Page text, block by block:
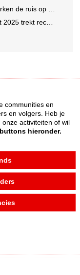
media doorbreken
bezoekers
communities en
en volgers. Heb je
activiteiten of wil
hieronder.